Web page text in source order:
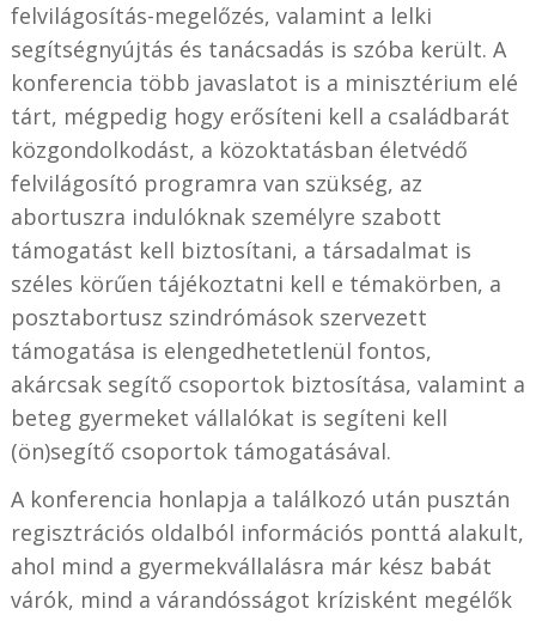
felvilágosítás-megelőzés, valamint a lelki
segítségnyújtás és tanácsadás is szóba került. A
konferencia több javaslatot is a minisztérium elé
tárt, mégpedig hogy erősíteni kell a családbarát
közgondolkodást, a közoktatásban életvédő
felvilágosító programra van szükség, az
abortuszra indulóknak személyre szabott
támogatást kell biztosítani, a társadalmat is
széles körűen tájékoztatni kell e témakörben, a
posztabortusz szindrómások szervezett
támogatása is elengedhetetlenül fontos,
akárcsak segítő csoportok biztosítása, valamint a
beteg gyermeket vállalókat is segíteni kell
(ön)segítő csoportok támogatásával.
A konferencia honlapja a találkozó után pusztán
regisztrációs oldalból információs ponttá alakult,
ahol mind a gyermekvállalásra már kész babát
várók, mind a várandósságot krízisként megélők